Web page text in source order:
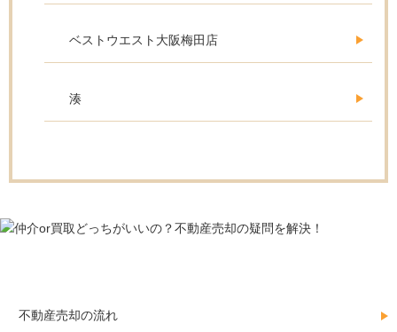
ベストウエスト大阪梅田店
湊
不動産売却の流れ